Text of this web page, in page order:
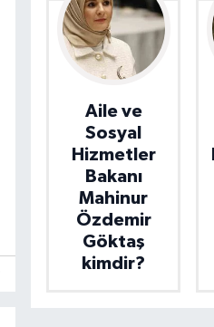
Aile ve
Sosyal
Hizmetler
Bakanı
Mahinur
Özdemir
Göktaş
kimdir?